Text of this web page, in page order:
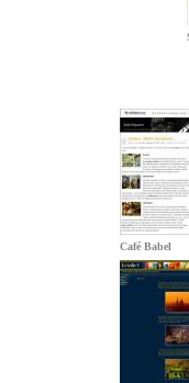
Café Babel